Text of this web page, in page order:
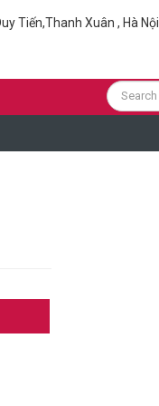
Tiến,Thanh Xuân , Hà Nội.